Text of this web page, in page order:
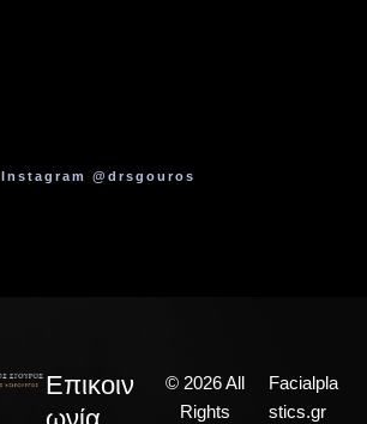
Instagram @drsgouros
Επικοιν
© 2026 All
Rights
Facialpla
stics.gr